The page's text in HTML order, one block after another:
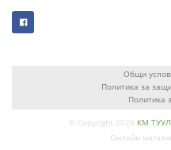
Общи
Политика за
Политика
© Copyright 2026 КМ
Онлайн